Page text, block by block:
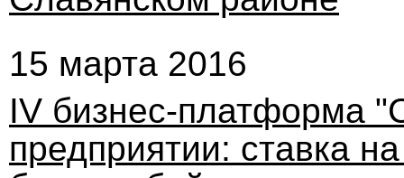
15 марта 2016
IV бизнес-платформа
предприятии: ставка